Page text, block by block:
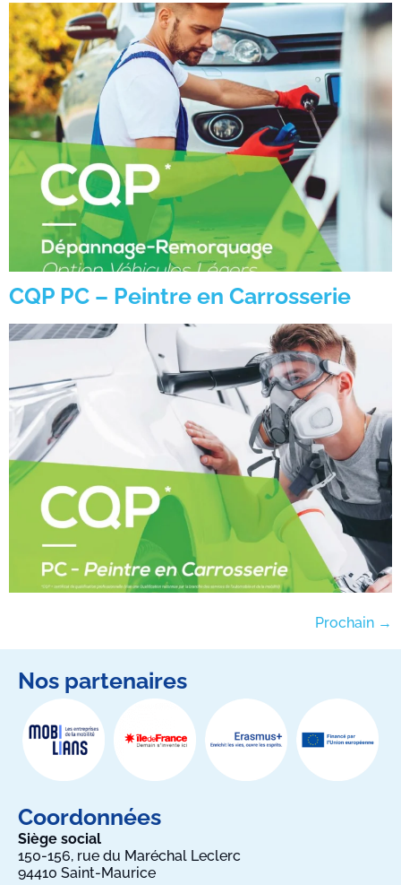
CQP PC – Peintre en Carrosserie
Prochain →
Nos partenaires
Coordonnées
Siège social
150-156, rue du Maréchal Leclerc
94410 Saint-Maurice